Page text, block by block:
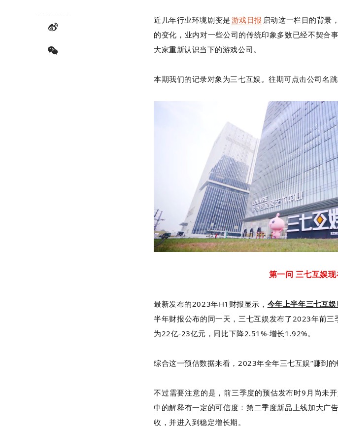
近几年行业环境剧变是 游戏日报 启动这一栏目的背景
的变化，业内对一些公司的传统印象多数已经不契合
大家重新认识当下的游戏公司。
本期我们的记录对象为三七互娱。往期可点击公司名跳
第一问 三七互娱
最新发布的2023年H1财报显示， 今年上半年三七互
半年财报公布的同一天，三七互娱发布了2023年前
为22亿-23亿元，同比下降2.51%-增长1.92%。
综合这一预估数据来看，2023年全年三七互娱“赚到的
不过需要注意的是，前三季度的预估发布时9月尚未
中的解释有一定的可信度：第二季度新品上线加大广
收，并进入到稳定增长期。